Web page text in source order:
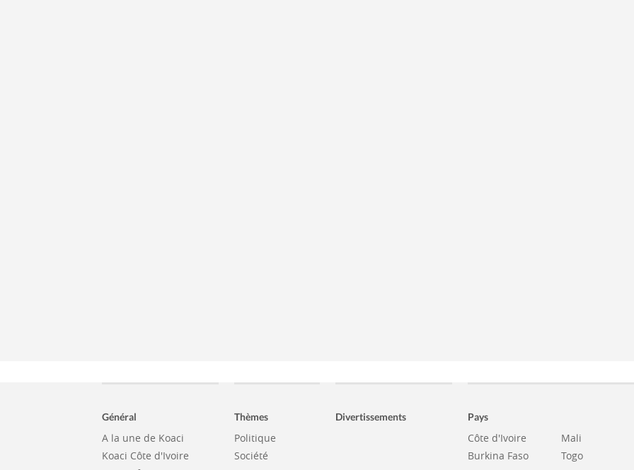
Général
A la une de Koaci
Koaci Côte d'Ivoire
Thèmes
Politique
Société
Divertissements Pays
Côte d'Ivoire
Burkina Faso
Mali
Togo